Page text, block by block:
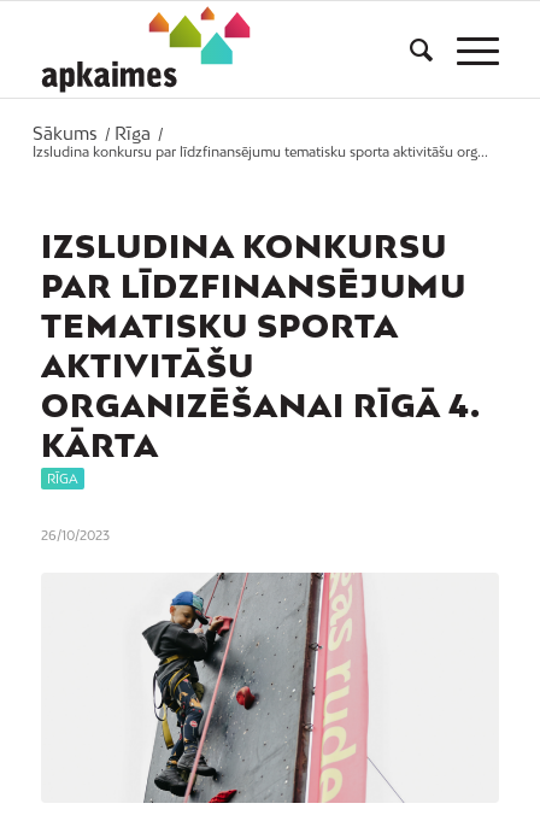
Sākums / Rīga
/
Izsludina konkursu par līdzfinansējumu tematisku sporta aktivitāšu org...
IZSLUDINA KONKURSU
PAR LĪDZFINANSĒJUMU
TEMATISKU SPORTA
AKTIVITĀŠU
ORGANIZĒŠANAI RĪGĀ 4.
KĀRTA
RĪGA
26/10/2023